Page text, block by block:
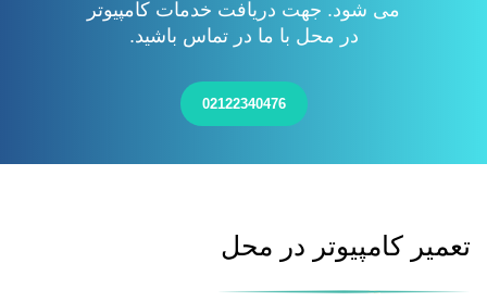
می شود. جهت دریافت خدمات کامپیوتر
در محل با ما در تماس باشید.
02122340476
تعمیر کامپیوتر در محل